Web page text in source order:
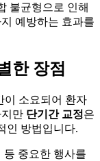
불균형으로 인해
예방하는 효과를
한 장점
이 소요되어 환자
만 단기간 교정은
인 방법입니다.
등 중요한 행사를